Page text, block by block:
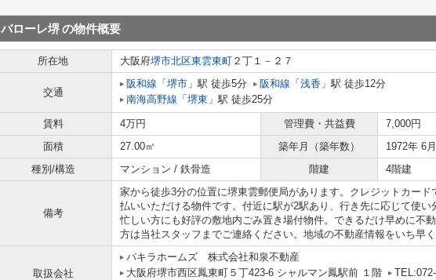
バローレ堺の物件概要
所在地 大阪府堺市北区東雲東町 ２丁１－２７
交通
阪和線 「 堺市 」駅 徒歩5分 阪和線 「 浅香 」駅 徒歩12分
南海高野線 「 堺東 」駅 徒歩25分
賃料 4万円 管理費・共益費
7,000円
面積
27.00㎡ 築年月（築年数）
1972年 6
種別/構造
マンション / 鉄骨造 階建 4階建
備考
家から徒歩3分の位置に堺東雲郵便局があります。クレジットカード
払いいただける物件です。付近に駅が2駅あり、行き先に応じて使い
忙しい方にも好評の敷地内ごみ置き場付物件。できるだけ早めに不
方は当社スタッフまでご連絡ください。地域の不動産情報をいち早く
取扱会社
パキラホームズ 株式会社和泉不動産
大阪府堺市西区鳳東町５丁423-6 シャルマン鳳駅前 １階